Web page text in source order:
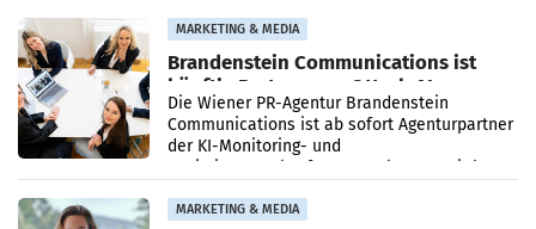
MARKETING & MEDIA
Brandenstein Communications ist
künftig Partner von OtterlyAI
Die Wiener PR-Agentur Brandenstein
Communications ist ab sofort Agenturpartner
der KI-Monitoring- und
Optimierungsplattform OtterlyAI. Damit baut
MARKETING & MEDIA